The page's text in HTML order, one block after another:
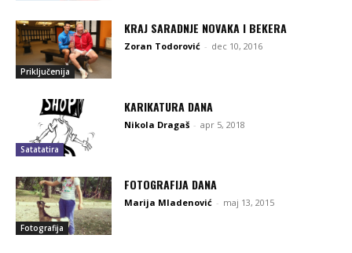
Priključenija
KRAJ SARADNJE NOVAKA I BEKERA
Zoran Todorović - dec 10, 2016
Satatatira
KARIKATURA DANA
Nikola Dragaš - apr 5, 2018
Fotografija
FOTOGRAFIJA DANA
Marija Mladenović - maj 13, 2015